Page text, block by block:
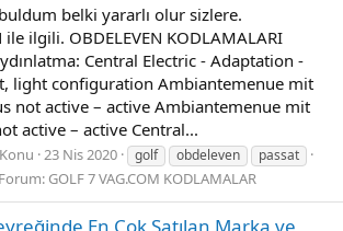
belki yararlı olur sizlere.
ile ilgili. OBDELEVEN KODLAMALARI
Central Electric - Adaptation -
light configuration Ambiantemenue mit
not active – active Ambiantemenue mit
active – active Central...
Konu 23 Nis 2020 golf obdeleven passat
Forum: GOLF 7 VAG.COM KODLAMALAR
En Çok Satılan Marka ve